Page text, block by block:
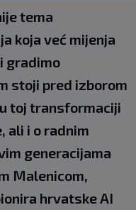
tema
koja već mijenja
gradimo
stoji pred izborom
toj transformaciji
ali i o radnim
generacijama
Malenicom,
hrvatske AI